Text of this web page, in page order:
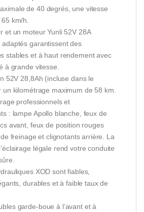
de 40 degrés, une vitesse
km/h.
et un moteur Yunli 52V 28A
adaptés garantissent des
stables et à haut rendement avec
à grande vitesse.
52V 28,8Ah (incluse dans le
un kilométrage maximum de 58 km.
professionnels et
: lampe Apollo blanche, feux de
avant, feux de position rouges
freinage et clignotants arrière. La
légale rend votre conduite
XOD sont fiables,
durables et à faible taux de
garde-boue à l’avant et à